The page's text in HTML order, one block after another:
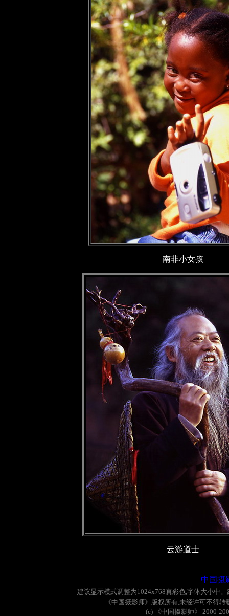
南非小女孩
云游道士
|中国摄
建议显示模式调整为1024x768真彩色,字体大小中。
《中国摄影师》版权所有,未经许可不得转
(c)
《中国摄影师》 2000-200